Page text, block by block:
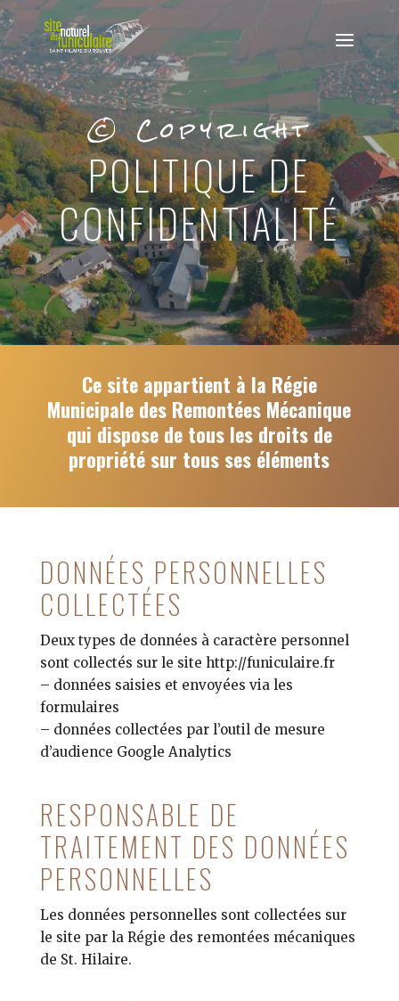
© Copyright
POLITIQUE DE
CONFIDENTIALITÉ
Ce site appartient à la Régie
Municipale des Remontées Mécanique
qui dispose de tous les droits de
propriété sur tous ses éléments
DONNÉES PERSONNELLES
COLLECTÉES
Deux types de données à caractère personnel
sont collectés sur le site http://funiculaire.fr
– données saisies et envoyées via les
formulaires
– données collectées par l’outil de mesure
d’audience Google Analytics
RESPONSABLE DE
TRAITEMENT DES DONNÉES
PERSONNELLES
Les données personnelles sont collectées sur
le site par la Régie des remontées mécaniques
de St. Hilaire.